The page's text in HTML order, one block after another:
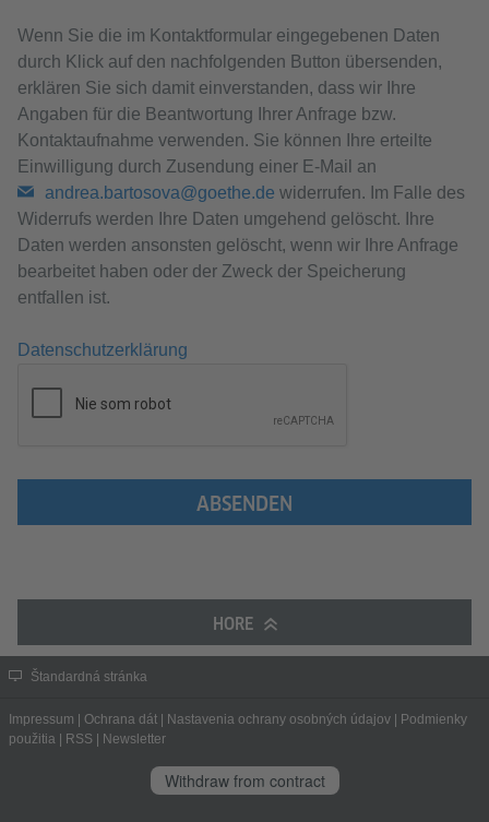
Wenn Sie die im Kontaktformular eingegebenen Daten
durch Klick auf den nachfolgenden Button übersenden,
erklären Sie sich damit einverstanden, dass wir Ihre
Angaben für die Beantwortung Ihrer Anfrage bzw.
Kontaktaufnahme verwenden. Sie können Ihre erteilte
Einwilligung durch Zusendung einer E-Mail an
andrea.bartosova@goethe.de widerrufen. Im Falle des
Widerrufs werden Ihre Daten umgehend gelöscht. Ihre
Daten werden ansonsten gelöscht, wenn wir Ihre Anfrage
bearbeitet haben oder der Zweck der Speicherung
entfallen ist.
Datenschutzerklärung
ABSENDEN
HORE
Štandardná stránka
Impressum | Ochrana dát | Nastavenia ochrany osobných údajov | Podmienky
použitia | RSS | Newsletter
Withdraw from contract